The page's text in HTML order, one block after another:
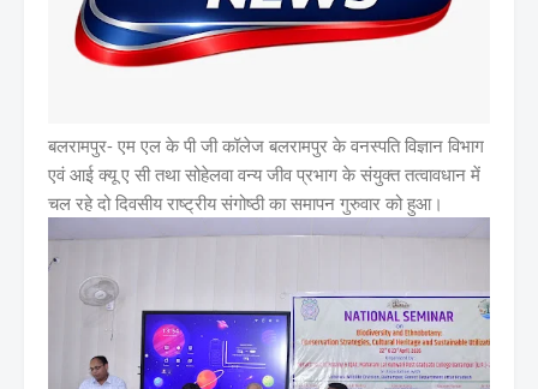
बलरामपुर- एम एल के पी जी कॉलेज बलरामपुर के वनस्पति विज्ञान विभाग
एवं आई क्यू ए सी तथा सोहेलवा वन्य जीव प्रभाग के संयुक्त तत्वावधान में
चल रहे दो दिवसीय राष्ट्रीय संगोष्ठी का समापन गुरुवार को हुआ।